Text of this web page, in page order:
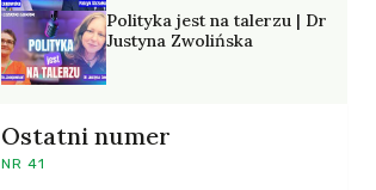
Polityka jest na talerzu | Dr
Justyna Zwolińska
Ostatni numer
NR 41